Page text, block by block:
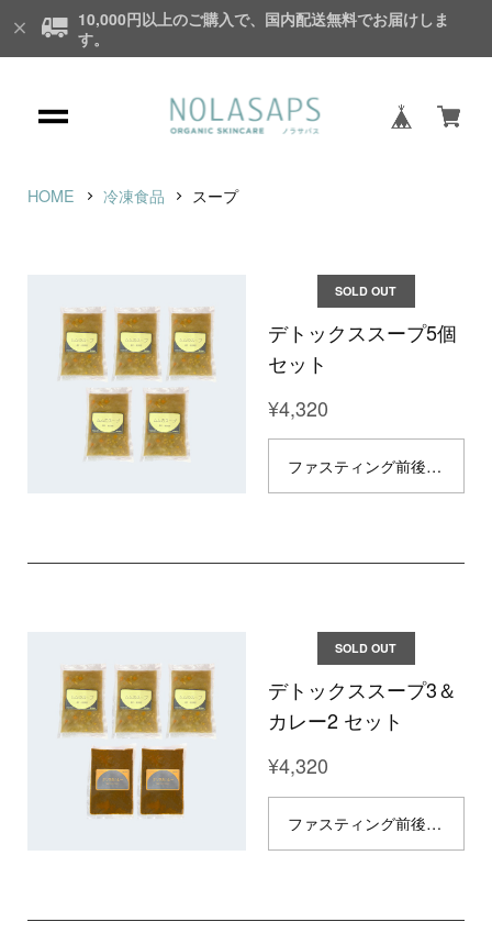
10,000円以上のご購入で、国内配送無料でお届けしま
す。
HOME 冷凍食品 スープ
SOLD OUT
デトックススープ5個
セット
¥4,320
ファスティング前後食にベストな食品です！ 【デトックス効果◎ 完全無添加の冷凍食品】 ※こちらの商品は冷凍品です。 完全無添加・無農薬の冷凍食品が登場！素材を活かし、丁寧に作り上げました。 体に優しく、食材のデトックス効果で体内の余分なものを排出し、スッキリとした健康な体を目指します。ファスティングの前後食としてもどうぞ。お好みでアレンジを加えて召し上がるのもおすすめです。 セット内容： ムムのスープ（腸活・菌活野菜スープ）｜1パック200g 5個入り お召し上がり方：湯煎調理などで加熱しお召し上がりください。 原材料： 玉ねぎ、大根、人参、レンズ豆、えのき、水、玉ねぎ麹、昆布粉、醤油、みりん、生姜、にんにく ＿＿＿＿＿＿＿＿＿＿＿＿＿＿＿＿＿＿＿＿＿ ◎ 10,000円以上のご購入で、国内配送無料でお届けします。
SOLD OUT
デトックススープ3＆
カレー2 セット
¥4,320
ファスティング前後食にベストな食品です！ 【デトックス効果◎ 完全無添加の冷凍食品】 ※こちらの商品は冷凍品です。 完全無添加・無農薬の冷凍食品が登場！素材を活かし、丁寧に作り上げました。 体に優しく、食材のデトックス効果で体内の余分なものを排出し、スッキリとした健康な体を目指します。ファスティングの前後食としてもどうぞ。お好みでアレンジを加えて召し上がるのもおすすめです。 セット内容： ムムのスープ（腸活・菌活野菜スープ）｜1パック200g 3個入り タツヲのカレー（デトックススパイスカレー）| 1パック145g 2個入り お召し上がり方：湯煎調理などで加熱しお召し上がりください。 原材料： 〈スープ〉 玉ねぎ、大根、人参、レンズ豆、えのき、水、玉ねぎ麹、昆布粉、醤油、みりん、生姜、にんにく 〈カレー〉 玉ねぎ、トマト缶、ココナッツミルク、生姜、にんにく、米油、はちみつ、塩、カルダモン、クミン、コリアンダー、ターメリック、フェネグリーク、ブラックペッパー、オールスパイス、炭 ＿＿＿＿＿＿＿＿＿＿＿＿＿＿＿＿＿＿＿＿＿ ◎ 10,000円以上のご購入で、国内配送無料でお届けします。